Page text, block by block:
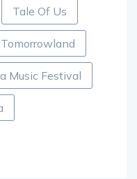
Tale Of Us
Tomorrowland
Music Festival